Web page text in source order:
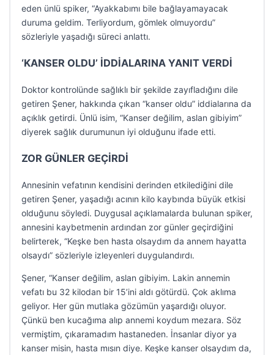
eden ünlü spiker, “Ayakkabımı bile bağlayamayacak
duruma geldim. Terliyordum, gömlek olmuyordu”
sözleriyle yaşadığı süreci anlattı.
‘KANSER OLDU’ İDDİALARINA YANIT VERDİ
Doktor kontrolünde sağlıklı bir şekilde zayıfladığını dile
getiren Şener, hakkında çıkan “kanser oldu” iddialarına da
açıklık getirdi. Ünlü isim, “Kanser değilim, aslan gibiyim”
diyerek sağlık durumunun iyi olduğunu ifade etti.
ZOR GÜNLER GEÇİRDİ
Annesinin vefatının kendisini derinden etkilediğini dile
getiren Şener, yaşadığı acının kilo kaybında büyük etkisi
olduğunu söyledi. Duygusal açıklamalarda bulunan spiker,
annesini kaybetmenin ardından zor günler geçirdiğini
belirterek, “Keşke ben hasta olsaydım da annem hayatta
olsaydı” sözleriyle izleyenleri duygulandırdı.
Şener, “Kanser değilim, aslan gibiyim. Lakin annemin
vefatı bu 32 kilodan bir 15’ini aldı götürdü. Çok aklıma
geliyor. Her gün mutlaka gözümün yaşardığı oluyor.
Çünkü ben kucağıma alıp annemi koydum mezara. Söz
vermiştim, çıkaramadım hastaneden. İnsanlar diyor ya
kanser misin, hasta mısın diye. Keşke kanser olsaydım da,